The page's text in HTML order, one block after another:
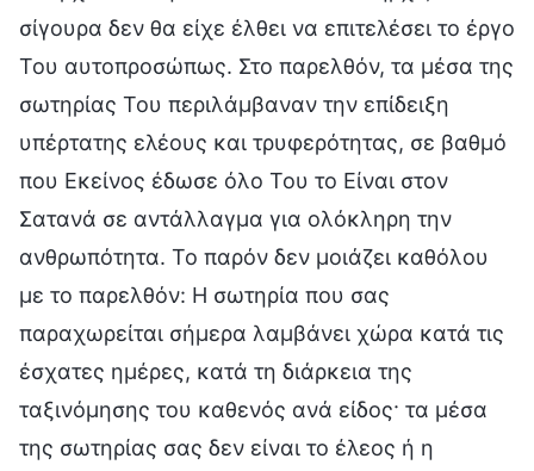
σίγουρα δεν θα είχε έλθει να επιτελέσει το έργο
Του αυτοπροσώπως. Στο παρελθόν, τα μέσα της
σωτηρίας Του περιλάμβαναν την επίδειξη
υπέρτατης ελέους και τρυφερότητας, σε βαθμό
που Εκείνος έδωσε όλο Του το Είναι στον
Σατανά σε αντάλλαγμα για ολόκληρη την
ανθρωπότητα. Το παρόν δεν μοιάζει καθόλου
με το παρελθόν: Η σωτηρία που σας
παραχωρείται σήμερα λαμβάνει χώρα κατά τις
έσχατες ημέρες, κατά τη διάρκεια της
ταξινόμησης του καθενός ανά είδος· τα μέσα
της σωτηρίας σας δεν είναι το έλεος ή η